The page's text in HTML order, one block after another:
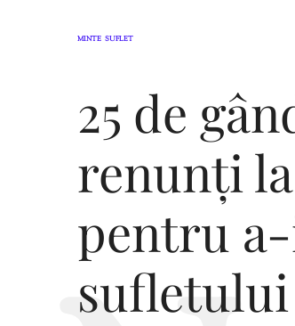
MINTE SUFLET
25 de
renunți
pentru